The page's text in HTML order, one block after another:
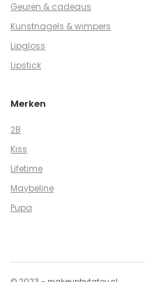
Geuren & cadeaus
Kunstnagels & wimpers
Lipgloss
Lipstick
Merken
2B
Kiss
Lifetime
Maybeline
Pupa